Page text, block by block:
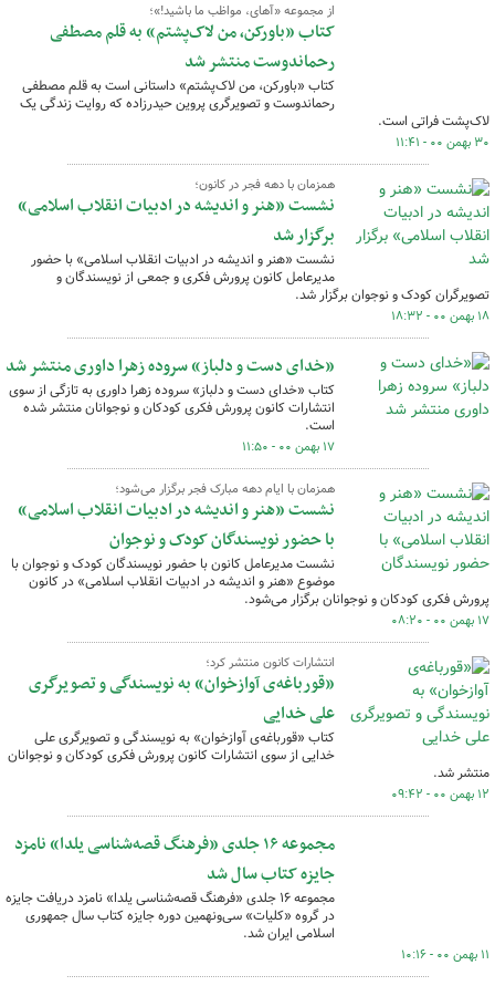
از مجموعه «آهای، مواظب ما باشید!»؛
کتاب «باورکن، من لاک‌پشتم» به قلم مصطفی
رحماندوست منتشر شد
کتاب «باورکن، من لاک‌پشتم» داستانی است به قلم مصطفی
رحماندوست و تصویرگری پروین حیدرزاده که روایت زندگی یک
لاک‌پشت فراتی است.
۳۰ بهمن ۰۰ - ۱۱:۴۱
همزمان با دهه فجر در کانون؛
نشست «هنر و اندیشه در ادبیات انقلاب اسلامی»
برگزار شد
نشست «هنر و اندیشه در ادبیات انقلاب اسلامی» با حضور
مدیرعامل کانون پرورش فکری و جمعی از نویسندگان و
تصویرگران کودک و نوجوان برگزار شد.
۱۸ بهمن ۰۰ - ۱۸:۳۲
«خدای دست و دلباز» سروده زهرا داوری منتشر شد
کتاب «خدای دست و دلباز» سروده زهرا داوری به تازگی از سوی
انتشارات کانون پرورش فکری کودکان و نوجوانان منتشر شده
است.
۱۷ بهمن ۰۰ - ۱۱:۵۰
همزمان با ایام دهه مبارک فجر برگزار می‌شود؛
نشست «هنر و اندیشه در ادبیات انقلاب اسلامی»
با حضور نویسندگان کودک و نوجوان
نشست مدیرعامل کانون با حضور نویسندگان کودک و نوجوان با
موضوع «هنر و اندیشه در ادبیات انقلاب اسلامی» در کانون
پرورش فکری کودکان و نوجوانان برگزار می‌شود.
۱۷ بهمن ۰۰ - ۰۸:۲۰
انتشارات کانون منتشر کرد؛
«قورباغه‌ی آوازخوان» به نویسندگی و تصویرگری
علی خدایی
کتاب «قورباغه‌ی آوازخوان» به نویسندگی و تصویرگری علی
خدایی از سوی انتشارات کانون پرورش فکری کودکان و نوجوانان
منتشر شد.
۱۲ بهمن ۰۰ - ۰۹:۴۲
مجموعه ۱۶ جلدی «فرهنگ قصه‌شناسی یلدا» نامزد
جایزه کتاب سال شد
مجموعه ۱۶ جلدی «فرهنگ قصه‌شناسی یلدا» نامزد دریافت جایزه
در گروه «کلیات» سی‌ونهمین دوره جایزه کتاب سال جمهوری
اسلامی ایران شد.
۱۱ بهمن ۰۰ - ۱۰:۱۶